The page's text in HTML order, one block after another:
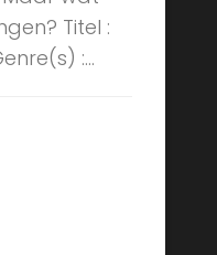
Titel :
:...